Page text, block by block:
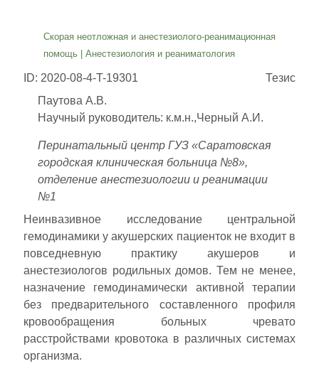
Скорая неотложная и анестезиолого-реанимационная
помощь |Анестезиология и реаниматология
ID: 2020-08-4-T-19301
Тезис
Паутова А.В.
Научный руководитель: к.м.н.,Черный А.И.
Перинатальный центр ГУЗ «Саратовская
городская клиническая больница №8»,
отделение анестезиологии и реанимации
№1
Неинвазивное исследование центральной
гемодинамики у акушерских пациенток не входит в
повседневную практику акушеров и
анестезиологов родильных домов. Тем не менее,
назначение гемодинамически активной терапии
без предварительного составленного профиля
кровообращения больных чревато
расстройствами кровотока в различных системах
организма.